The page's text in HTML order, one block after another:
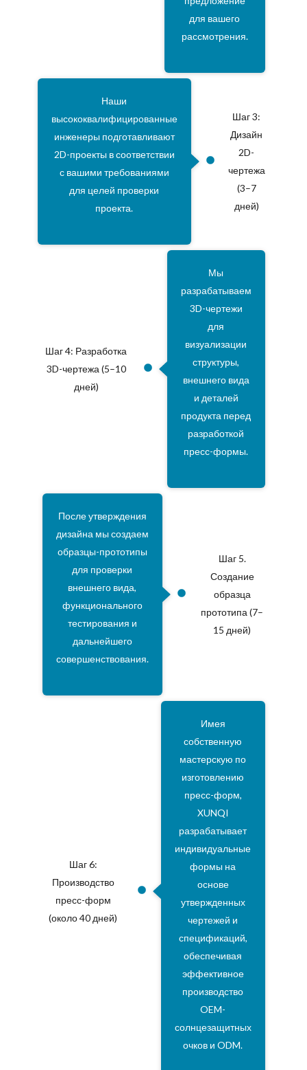
для вашего
рассмотрения.
Наши
высококвалифицированные
инженеры подготавливают
2D-проекты в соответствии
с вашими требованиями
для целей проверки
проекта.
Шаг 3:
Дизайн
2D-
чертежа
(3–7
дней)
Мы
разрабатываем
3D-чертежи
для
визуализации
структуры,
внешнего вида
и деталей
продукта перед
разработкой
пресс-формы.
Шаг 4: Разработка
3D-чертежа (5–10
дней)
После утверждения
дизайна мы создаем
образцы-прототипы
для проверки
внешнего вида,
функционального
тестирования и
дальнейшего
совершенствования.
Шаг 5.
Создание
образца
прототипа (7–
15 дней)
Имея
собственную
мастерскую по
изготовлению
пресс-форм,
XUNQI
разрабатывает
индивидуальные
формы на
основе
утвержденных
чертежей и
спецификаций,
обеспечивая
эффективное
производство
OEM-
солнцезащитных
очков и ODM.
Шаг 6:
Производство
пресс-форм
(около 40 дней)